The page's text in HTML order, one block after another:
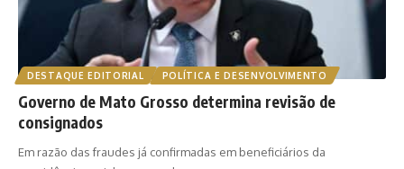
DESTAQUE EDITORIAL POLÍTICA E DESENVOLVIMENTO
Governo de Mato Grosso determina revisão de
consignados
Em razão das fraudes já confirmadas em beneficiários da